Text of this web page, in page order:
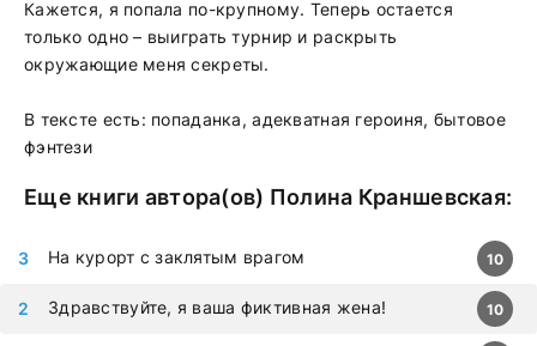
Кажется, я попала по-крупному. Теперь остается
только одно – выиграть турнир и раскрыть
окружающие меня секреты.
В тексте есть: попаданка, адекватная героиня, бытовое
фэнтези
Еще книги автора(ов) Полина Краншевская:
Здравствуйте, я ваша фиктивная жена! 10
На курорт с заклятым врагом 10